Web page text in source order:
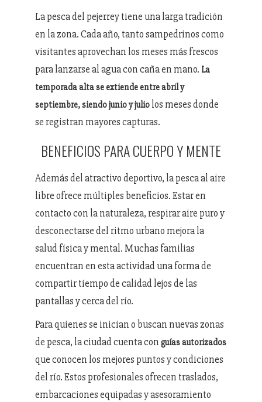
La pesca del pejerrey tiene una larga tradición
en la zona. Cada año, tanto sampedrinos como
visitantes aprovechan los meses más frescos
para lanzarse al agua con caña en mano. La
temporada alta se extiende entre abril y
septiembre, siendo junio y julio los meses donde
se registran mayores capturas.
BENEFICIOS PARA CUERPO Y MENTE
Además del atractivo deportivo, la pesca al aire
libre ofrece múltiples beneficios. Estar en
contacto con la naturaleza, respirar aire puro y
desconectarse del ritmo urbano mejora la
salud física y mental. Muchas familias
encuentran en esta actividad una forma de
compartir tiempo de calidad lejos de las
pantallas y cerca del río.
Para quienes se inician o buscan nuevas zonas
de pesca, la ciudad cuenta con guías autorizados
que conocen los mejores puntos y condiciones
del río. Estos profesionales ofrecen traslados,
embarcaciones equipadas y asesoramiento